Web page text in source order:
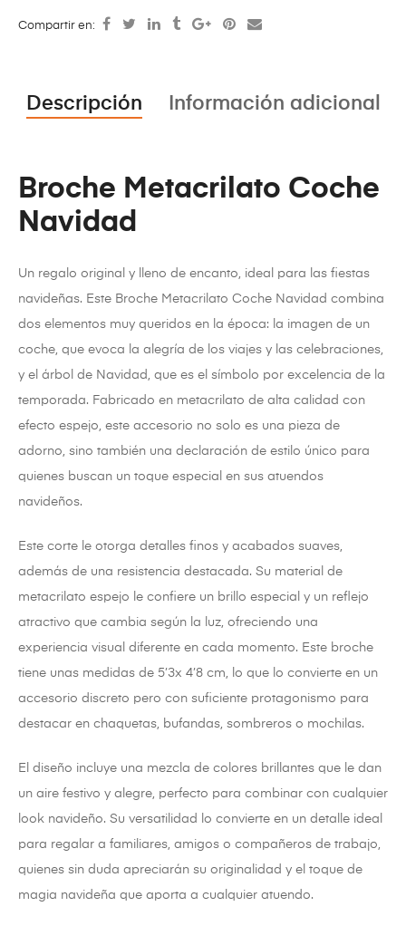
Compartir en:
Descripción Información adicional
Broche Metacrilato Coche
Navidad
Un regalo original y lleno de encanto, ideal para las fiestas
navideñas. Este Broche Metacrilato Coche Navidad combina
dos elementos muy queridos en la época: la imagen de un
coche, que evoca la alegría de los viajes y las celebraciones,
y el árbol de Navidad, que es el símbolo por excelencia de la
temporada. Fabricado en metacrilato de alta calidad con
efecto espejo, este accesorio no solo es una pieza de
adorno, sino también una declaración de estilo único para
quienes buscan un toque especial en sus atuendos
navideños.
Este corte le otorga detalles finos y acabados suaves,
además de una resistencia destacada. Su material de
metacrilato espejo le confiere un brillo especial y un reflejo
atractivo que cambia según la luz, ofreciendo una
experiencia visual diferente en cada momento. Este broche
tiene unas medidas de 5’3x 4’8 cm, lo que lo convierte en un
accesorio discreto pero con suficiente protagonismo para
destacar en chaquetas, bufandas, sombreros o mochilas.
El diseño incluye una mezcla de colores brillantes que le dan
un aire festivo y alegre, perfecto para combinar con cualquier
look navideño. Su versatilidad lo convierte en un detalle ideal
para regalar a familiares, amigos o compañeros de trabajo,
quienes sin duda apreciarán su originalidad y el toque de
magia navideña que aporta a cualquier atuendo.